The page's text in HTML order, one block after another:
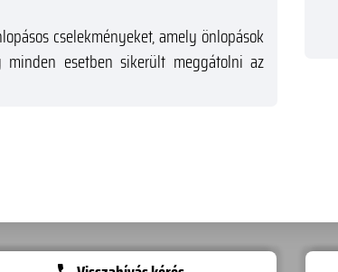
cselekményeket, amely önlopások
esetben sikerült meggátolni az